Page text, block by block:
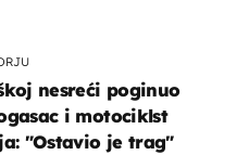
nesreći poginuo
i motociklst
"Ostavio je trag"